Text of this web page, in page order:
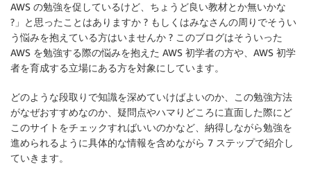
AWS の勉強を促しているけど、ちょうど良い教材とか無いかな
?」と思ったことはありますか ? もしくはみなさんの周りでそうい
う悩みを抱えている方はいませんか ? このブログはそういった
AWS を勉強する際の悩みを抱えた AWS 初学者の方や、AWS 初学
者を育成する立場にある方を対象にしています。
どのような段取りで知識を深めていけばよいのか、この勉強方法
がなぜおすすめなのか、疑問点やハマりどころに直面した際にど
このサイトをチェックすればいいのかなど、納得しながら勉強を
進められるように具体的な情報を含めながら 7 ステップで紹介し
ていきます。